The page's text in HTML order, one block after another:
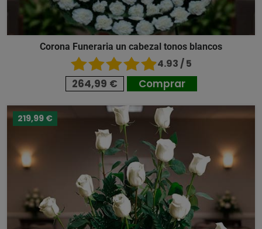
Corona Funeraria un cabezal tonos blancos
4.93 / 5
264,99 € Comprar
219,99 €